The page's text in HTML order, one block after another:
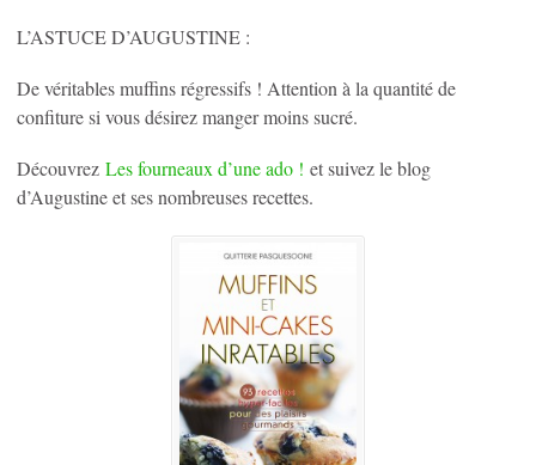
L’ASTUCE D’AUGUSTINE :
De véritables muffins régressifs ! Attention à la quantité de
confiture si vous désirez manger moins sucré.
Découvrez Les fourneaux d’une ado ! et suivez le blog
d’Augustine et ses nombreuses recettes.